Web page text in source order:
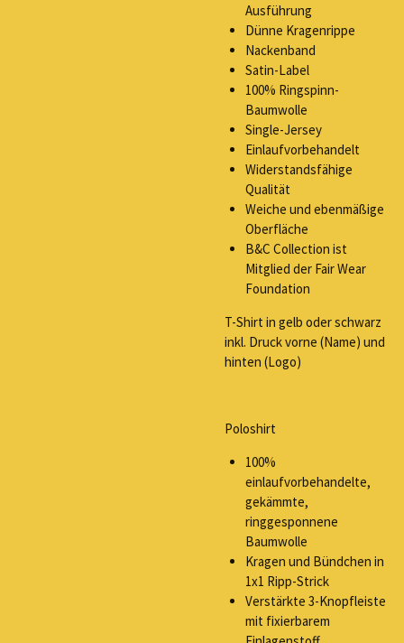
Ausführung
Dünne Kragenrippe
Nackenband
Satin-Label
100% Ringspinn-
Baumwolle
Single-Jersey
Einlaufvorbehandelt
Widerstandsfähige
Qualität
Weiche und ebenmäßige
Oberfläche
B&C Collection ist
Mitglied der Fair Wear
Foundation
T-Shirt in gelb oder schwarz
inkl. Druck vorne (Name) und
hinten (Logo)
Poloshirt
100%
einlaufvorbehandelte,
gekämmte,
ringgesponnene
Baumwolle
Kragen und Bündchen in
1x1 Ripp-Strick
Verstärkte 3-Knopfleiste
mit fixierbarem